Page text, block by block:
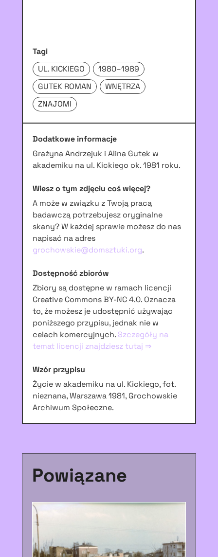
Tagi
UL. KICKIEGO
1980–1989
GUTEK ROMAN
WNĘTRZA
ZNAJOMI
Dodatkowe informacje
Grażyna Andrzejuk i Alina Gutek w
akademiku na ul. Kickiego ok. 1981 roku.
Wiesz o tym zdjęciu coś więcej?
A może w związku z Twoją pracą
badawczą potrzebujesz oryginalne
skany? W każdej sprawie możesz do nas
napisać na adres
grochowskie@domsztuki.org.
Dostępność zbiorów
Zbiory są dostępne w ramach licencji
Creative Commons BY-NC 4.0. Oznacza
to, że możesz je udostępnić używając
poniższego przypisu, jednak nie w
celach komercyjnych. Szczegóły na
temat licencji znajdziesz tutaj ⇒
Wzór przypisu
Życie w akademiku na ul. Kickiego, fot.
nieznana, Warszawa 1981, Grochowskie
Archiwum Społeczne.
Powiązane